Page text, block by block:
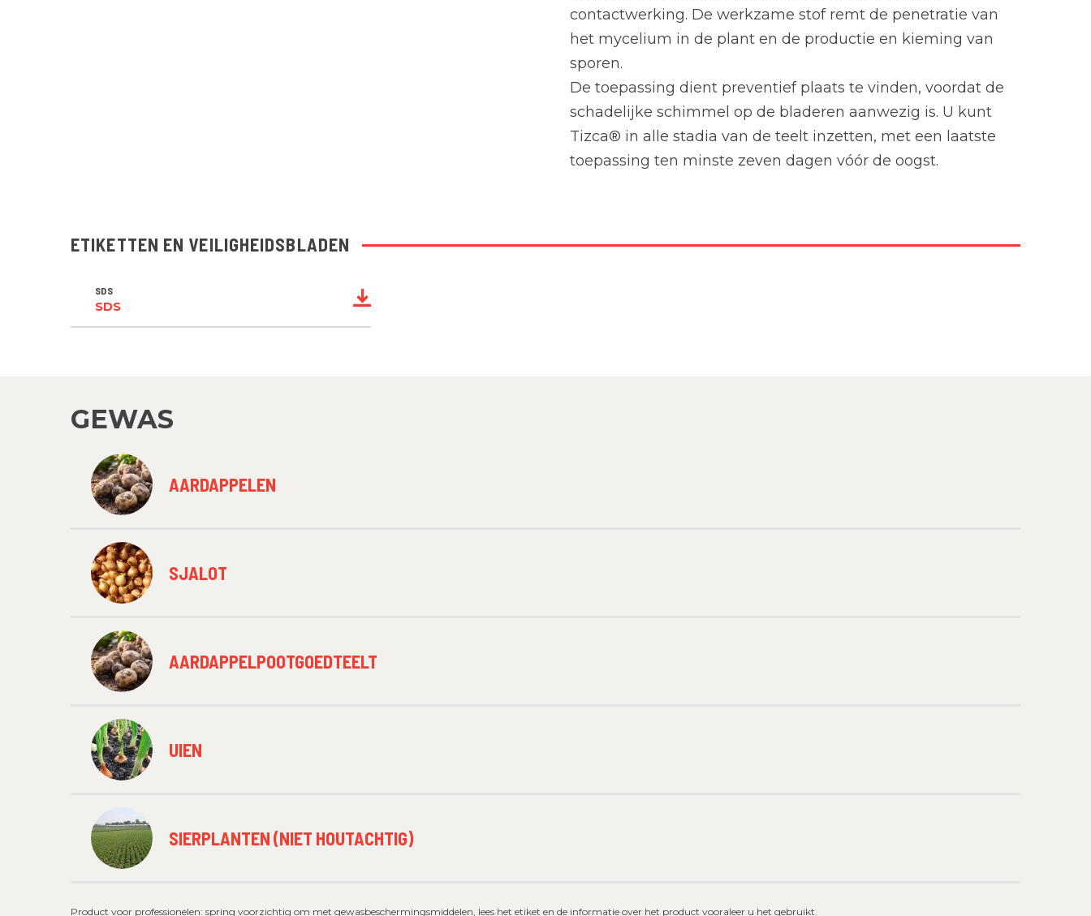
contactwerking. De werkzame stof remt de penetratie van
het mycelium in de plant en de productie en kieming van
sporen.
De toepassing dient preventief plaats te vinden, voordat de
schadelijke schimmel op de bladeren aanwezig is. U kunt
Tizca® in alle stadia van de teelt inzetten, met een laatste
toepassing ten minste zeven dagen vóór de oogst.
ETIKETTEN EN VEILIGHEIDSBLADEN
SDS
SDS
GEWAS
AARDAPPELEN
SJALOT
AARDAPPELPOOTGOEDTEELT
UIEN
SIERPLANTEN (NIET HOUTACHTIG)
Product voor professionelen: spring voorzichtig om met gewasbeschermingsmiddelen, lees het etiket en de informatie over het product vooraleer u het gebruikt.